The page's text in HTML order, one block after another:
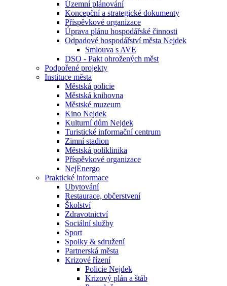
Územní plánování
Koncepční a strategické dokumenty
Příspěvkové organizace
Úprava plánu hospodářské činnosti
Odpadové hospodářství města Nejdek
Smlouva s AVE
DSO - Pakt ohrožených měst
Podpořené projekty
Instituce města
Městská policie
Městská knihovna
Městské muzeum
Kino Nejdek
Kulturní dům Nejdek
Turistické informační centrum
Zimní stadion
Městská poliklinika
Příspěvkové organizace
NejEnergo
Praktické informace
Ubytování
Restaurace, občerstvení
Školství
Zdravotnictví
Sociální služby
Sport
Spolky & sdružení
Partnerská města
Krizové řízení
Policie Nejdek
Krizový plán a štáb